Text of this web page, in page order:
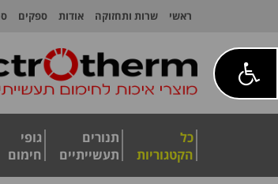
ראשי שרות ותחזוקה אודות ספקים
כל
הקטגוריות
תנורים
תעשייתיים
גופי
חימום